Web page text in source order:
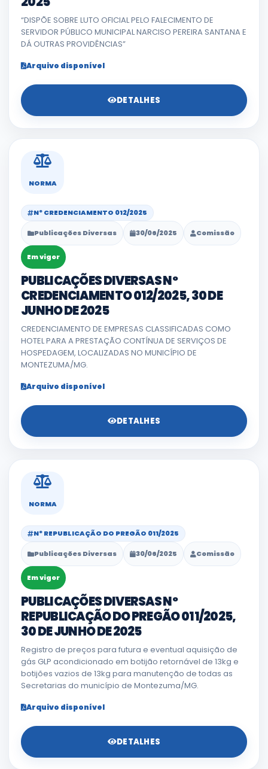
“DISPÕE SOBRE LUTO OFICIAL PELO FALECIMENTO DE
SERVIDOR PÚBLICO MUNICIPAL NARCISO PEREIRA SANTANA E
DÁ OUTRAS PROVIDÊNCIAS”
Arquivo disponível
DETALHES
NORMA
Nº CREDENCIAMENTO 012/2025
Publicações Diversas 30/06/2025 Comissão
Em vigor
PUBLICAÇÕES DIVERSAS Nº
CREDENCIAMENTO 012/2025, 30 DE
JUNHO DE 2025
CREDENCIAMENTO DE EMPRESAS CLASSIFICADAS COMO
HOTEL PARA A PRESTAÇÃO CONTÍNUA DE SERVIÇOS DE
HOSPEDAGEM, LOCALIZADAS NO MUNICÍPIO DE
MONTEZUMA/MG.
Arquivo disponível
DETALHES
NORMA
Nº REPUBLICAÇÃO DO PREGÃO 011/2025
Publicações Diversas 30/06/2025 Comissão
Em vigor
PUBLICAÇÕES DIVERSAS Nº
REPUBLICAÇÃO DO PREGÃO 011/2025,
30 DE JUNHO DE 2025
Registro de preços para futura e eventual aquisição de
gás GLP acondicionado em botijão retornável de 13kg e
botijões vazios de 13kg para manutenção de todas as
Secretarias do município de Montezuma/MG.
Arquivo disponível
DETALHES